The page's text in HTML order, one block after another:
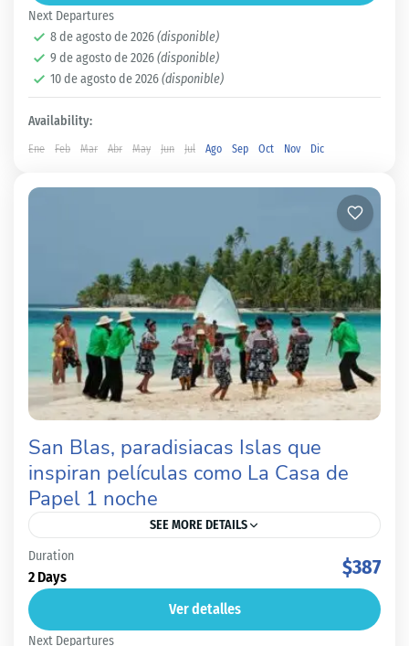
Panamá Capital
Fácil
5 People
Next Departures
8 de agosto de 2026(disponible)
9 de agosto de 2026(disponible)
10 de agosto de 2026(disponible)
Availability:
Ene Feb Mar Abr May Jun Jul Ago Sep Oct Nov Dic
San Blas, paradisiacas Islas que
inspiran películas como La Casa de
Papel 1 noche
SEE MORE DETAILS
San Blas una aventura sin igual llena de cultura , belleza
e historia. Las Islas de San Blas son un archipiélago
conformado por aproximadamente 365...
Duration
2 Days $387
Ver detalles
Next Departures